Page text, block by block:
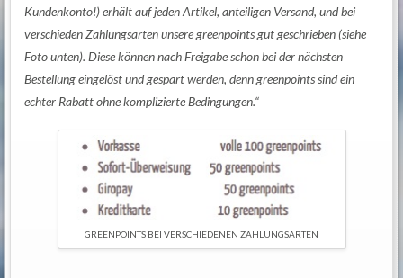
Kundenkonto!)erhält auf jeden Artikel, anteiligen Versand, und bei
verschieden Zahlungsarten unsere greenpoints gut geschrieben (siehe
Foto unten). Diese können nach Freigabe schon bei der nächsten
Bestellung eingelöst und gespart werden, denn greenpoints sind ein
echter Rabatt ohne komplizierte Bedingungen.“
GREENPOINTS BEI VERSCHIEDENEN ZAHLUNGSARTEN